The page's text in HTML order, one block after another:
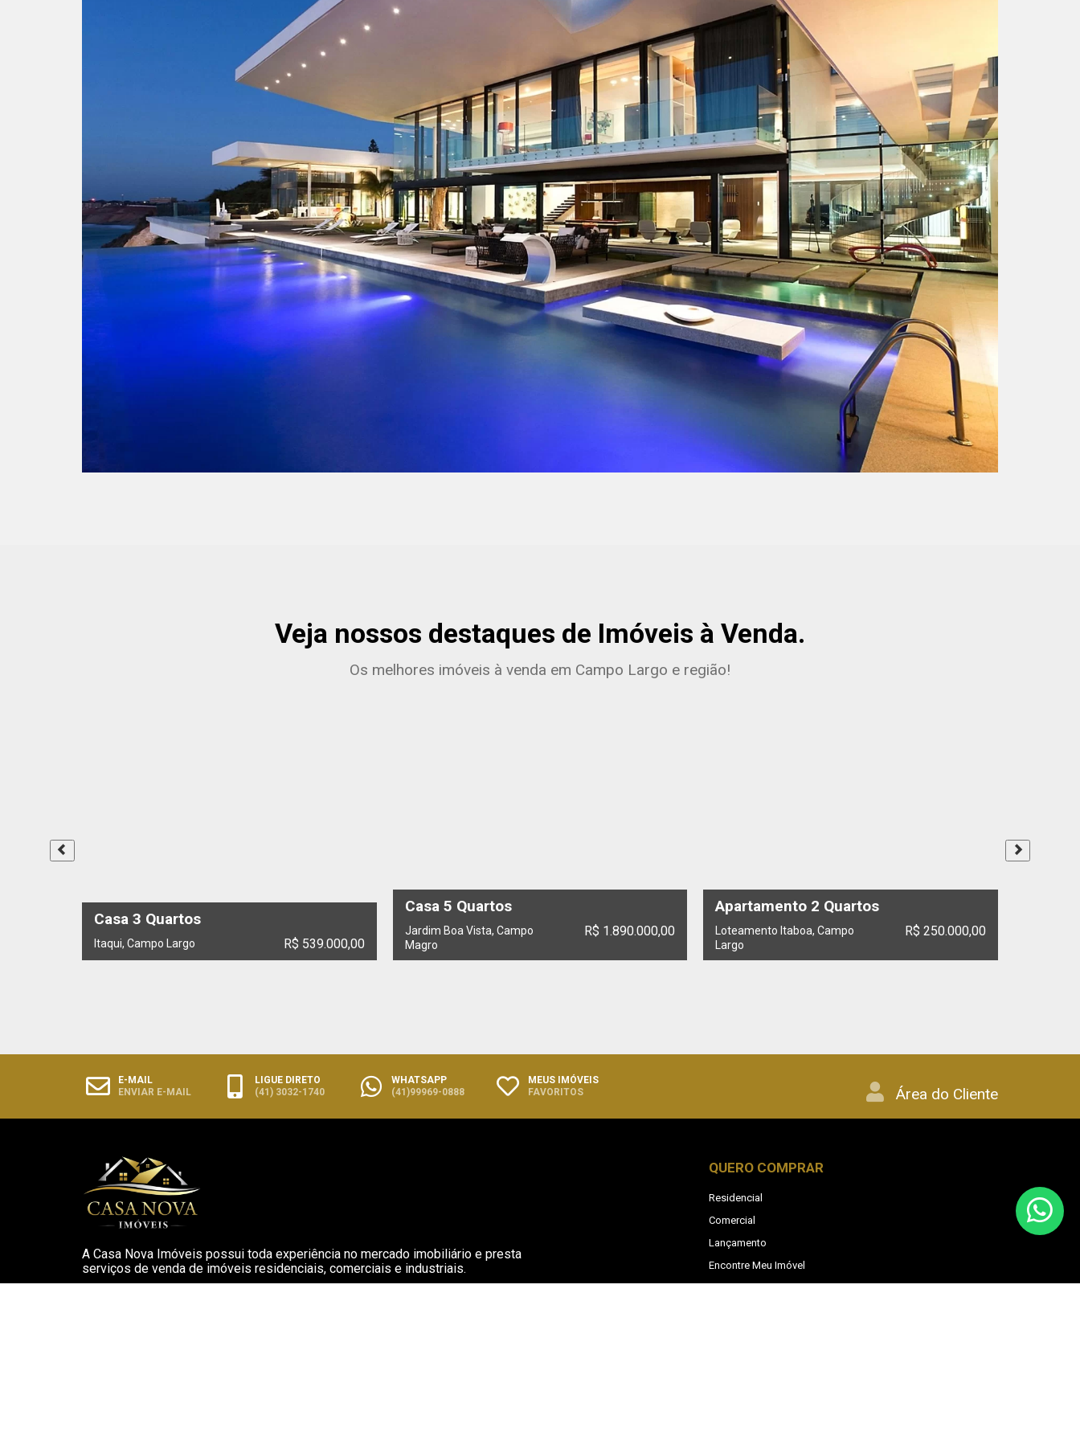
Veja nossos destaques de Imóveis à Venda.
Os melhores imóveis à venda em Campo Largo e região!
Casa 3 Quartos
Itaqui, Campo Largo R$ 539.000,00
Casa 5 Quartos
Jardim Boa Vista, Campo
Magro
R$ 1.890.000,00
Apartamento 2 Quartos
Loteamento Itaboa, Campo
Largo
R$ 250.000,00
E-MAIL
ENVIAR E-MAIL
LIGUE DIRETO
(41) 3032-1740
WHATSAPP
(41)99969-0888
MEUS IMÓVEIS
FAVORITOS
Área do Cliente
A Casa Nova Imóveis possui toda experiência no mercado imobiliário e presta
serviços de venda de imóveis residenciais, comerciais e industriais.
QUERO COMPRAR
Residencial
Comercial
Lançamento
Encontre Meu Imóvel
Simular Financiamento